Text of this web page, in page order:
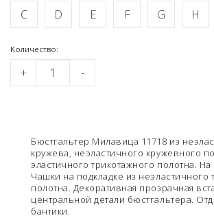
C D E F G H
Kоличество:
+ -
Бюстгальтер Милавица 11718 из
кружева, неэластичного кружевного
эластичного трикотажного полотна. На
Чашки на подкладке из неэластичного
полотна. Декоративная прозрачная
центральной детали бюстгальтера.
бантики.